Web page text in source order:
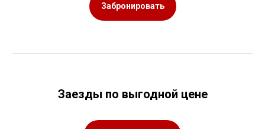
Забронировать
Заезды по выгодной цене